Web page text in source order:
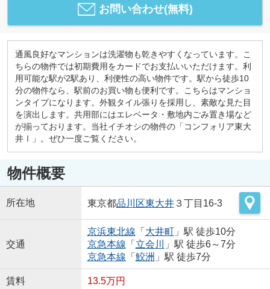
お問い合わせ(無料)
通風良好なマンションは洗濯物も乾きやすくなっています。こ
ちらの物件では初期費用をカードでお支払いいただけます。利
用可能な駅が2駅あり、利便性の高い物件です。駅から徒歩10
分の物件なら、駅前のお買い物も便利です。こちらはマンショ
ンタイプになります。外観タイル張りを採用し、素敵な見た目
を演出します。共用部にはエレベータ・敷地内ごみ置き場など
が揃っております。当社イチオシの物件の「コンフォリア東大
井Ⅰ」。ぜひ一度ご覧ください。
物件概要
所在地 東京都品川区東大井３丁目16-3
交通
京浜東北線 「 大井町」駅 徒歩10分
京急本線 「 立会川
」駅 徒歩6～7分
京急本線 「 鮫洲 」駅 徒歩7分
賃料 13.5万円